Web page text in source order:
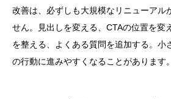
改善は、必ずしも大規模なリニューアル
せん。見出しを変える、CTAの位置を変
を整える、よくある質問を追加する。小
の行動に進みやすくなることがあります。